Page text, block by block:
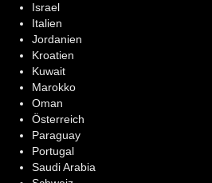
Israel
Italien
Jordanien
Kroatien
Kuwait
Marokko
Oman
Österreich
Paraguay
Portugal
Saudi Arabia